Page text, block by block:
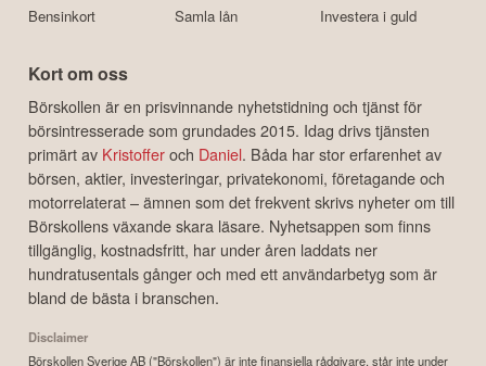
Bensinkort
Samla lån
Investera i guld
Kort om oss
Börskollen är en prisvinnande nyhetstidning och tjänst för
börsintresserade som grundades 2015. Idag drivs tjänsten
primärt av Kristofferoch Daniel. Båda har stor erfarenhet av
börsen, aktier, investeringar, privatekonomi, företagande och
motorrelaterat – ämnen som det frekvent skrivs nyheter om till
Börskollens växande skara läsare. Nyhetsappen som finns
tillgänglig, kostnadsfritt, har under åren laddats ner
hundratusentals gånger och med ett användarbetyg som är
bland de bästa i branschen.
Disclaimer
Börskollen Sverige AB ("Börskollen") är inte finansiella rådgivare, står inte under